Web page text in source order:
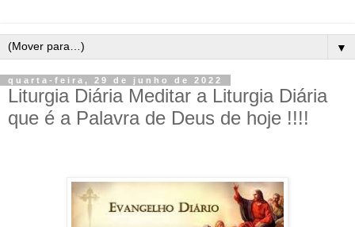
▼
quarta-feira, 29 de junho de 2022
Liturgia Diária Meditar a Liturgia Diária
que é a Palavra de Deus de hoje !!!!